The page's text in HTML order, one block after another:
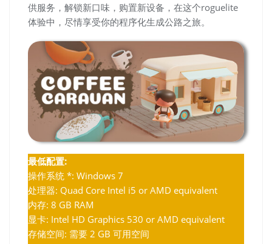
供服务，解锁新口味，购置新设备，在这个roguelite
体验中，尽情享受你的程序化生成公路之旅。
最低配置:
操作系统 *: Windows 7
处理器: Quad Core Intel i5 or AMD equivalent
内存: 8 GB RAM
显卡: Intel HD Graphics 530 or AMD equivalent
存储空间: 需要 2 GB 可用空间